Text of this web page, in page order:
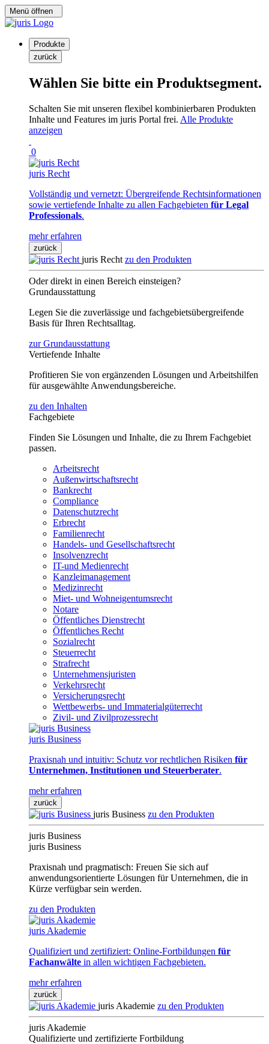
Menü öffnen
Produkte
zurück
Wählen Sie bitte ein Produktsegment.
Schalten Sie mit unseren flexibel kombinierbaren Produkten
Inhalte und Features im juris Portal frei. Alle Produkte
anzeigen
0
juris Recht
Vollständig und vernetzt: Übergreifende Rechtsinformationen
sowie vertiefende Inhalte zu allen Fachgebieten für Legal
Professionals.
mehr erfahren
zurück
juris Recht zu den Produkten
Oder direkt in einen Bereich einsteigen?
Grundausstattung
Legen Sie die zuverlässige und fachgebietsübergreifende
Basis für Ihren Rechtsalltag.
zur Grundausstattung
Vertiefende Inhalte
Profitieren Sie von ergänzenden Lösungen und Arbeitshilfen
für ausgewählte Anwendungsbereiche.
zu den Inhalten
Fachgebiete
Finden Sie Lösungen und Inhalte, die zu Ihrem Fachgebiet
passen.
Arbeitsrecht
Außenwirtschaftsrecht
Bankrecht
Compliance
Datenschutzrecht
Erbrecht
Familienrecht
Handels- und Gesellschaftsrecht
Insolvenzrecht
IT-und Medienrecht
Kanzleimanagement
Medizinrecht
Miet- und Wohneigentumsrecht
Notare
Öffentliches Dienstrecht
Öffentliches Recht
Sozialrecht
Steuerrecht
Strafrecht
Unternehmensjuristen
Verkehrsrecht
Versicherungsrecht
Wettbewerbs- und Immaterialgüterrecht
Zivil- und Zivilprozessrecht
juris Business
Praxisnah und intuitiv: Schutz vor rechtlichen Risiken für
Unternehmen, Institutionen und Steuerberater.
mehr erfahren
zurück
juris Business zu den Produkten
juris Business
juris Business
Praxisnah und pragmatisch: Freuen Sie sich auf
anwendungsorientierte Lösungen für Unternehmen, die in
Kürze verfügbar sein werden.
zu den Produkten
juris Akademie
Qualifiziert und zertifiziert: Online-Fortbildungen für
Fachanwälte in allen wichtigen Fachgebieten.
mehr erfahren
zurück
juris Akademie zu den Produkten
juris Akademie
Qualifizierte und zertifizierte Fortbildung